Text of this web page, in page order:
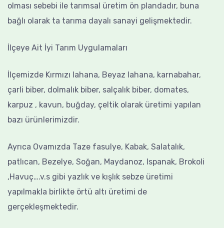
olması sebebi ile tarımsal üretim ön plandadır, buna
bağlı olarak ta tarıma dayalı sanayi gelişmektedir.
İlçeye Ait İyi Tarım Uygulamaları
İlçemizde Kırmızı lahana, Beyaz lahana, karnabahar,
çarli biber, dolmalık biber, salçalık biber, domates,
karpuz , kavun, buğday, çeltik olarak üretimi yapılan
bazı ürünlerimizdir.
Ayrıca Ovamızda Taze fasulye, Kabak, Salatalık,
patlıcan, Bezelye, Soğan, Maydanoz, Ispanak, Brokoli
,Havuç….v.s gibi yazlık ve kışlık sebze üretimi
yapılmakla birlikte örtü altı üretimi de
gerçekleşmektedir.